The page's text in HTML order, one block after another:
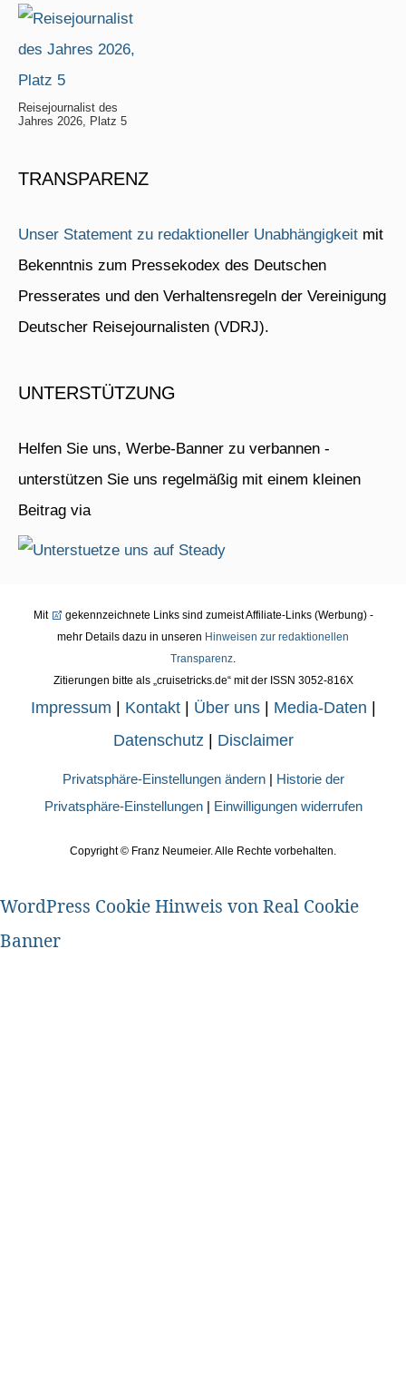
Reisejournalist des
Jahres 2026, Platz 5
TRANSPARENZ
Unser Statement zu redaktioneller Unabhängigkeit mit
Bekenntnis zum Pressekodex des Deutschen
Presserates und den Verhaltensregeln der Vereinigung
Deutscher Reisejournalisten (VDRJ).
UNTERSTÜTZUNG
Helfen Sie uns, Werbe-Banner zu verbannen -
unterstützen Sie uns regelmäßig mit einem kleinen
Beitrag via
Mit
gekennzeichnete Links sind zumeist Affiliate-Links (Werbung) -
mehr Details dazu in unseren Hinweisen zur redaktionellen
Transparenz.
Zitierungen bitte als „cruisetricks.de“ mit der ISSN 3052-816X
Impressum | Kontakt| Über uns| Media-Daten |
Datenschutz | Disclaimer
Privatsphäre-Einstellungen ändern| Historie der
Privatsphäre-Einstellungen| Einwilligungen widerrufen
Copyright © Franz Neumeier. Alle Rechte vorbehalten.
WordPress Cookie Hinweis von Real Cookie
Banner